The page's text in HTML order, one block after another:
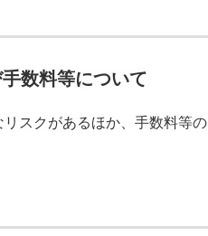
数料等について
スクがあるほか、手数料等